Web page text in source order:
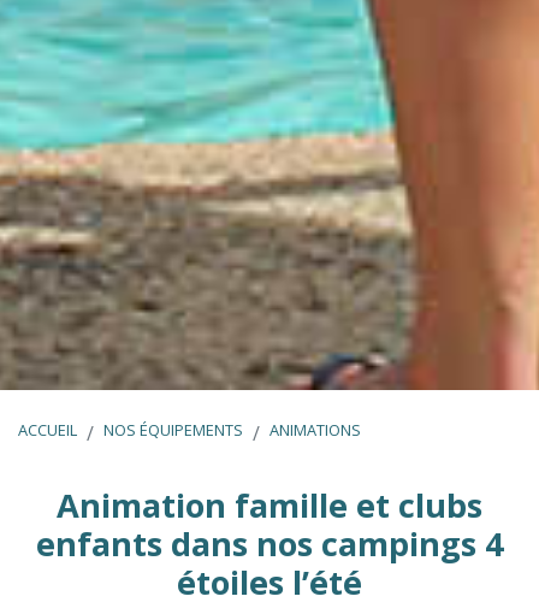
ACCUEIL NOS ÉQUIPEMENTS ANIMATIONS
Animation famille et clubs
enfants dans nos campings 4
étoiles l’été